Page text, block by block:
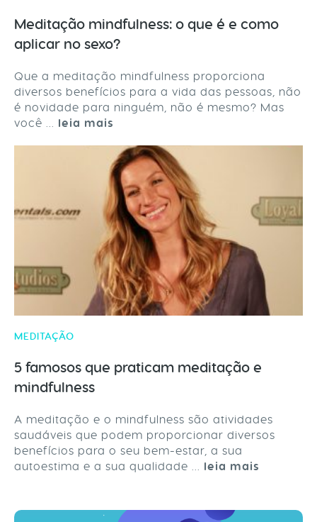
Meditação mindfulness: o que é e como
aplicar no sexo?
Que a meditação mindfulness proporciona
diversos benefícios para a vida das pessoas, não
é novidade para ninguém, não é mesmo? Mas
você ... leia mais
MEDITAÇÃO
5 famosos que praticam meditação e
mindfulness
A meditação e o mindfulness são atividades
saudáveis que podem proporcionar diversos
benefícios para o seu bem-estar, a sua
autoestima e a sua qualidade ... leia mais